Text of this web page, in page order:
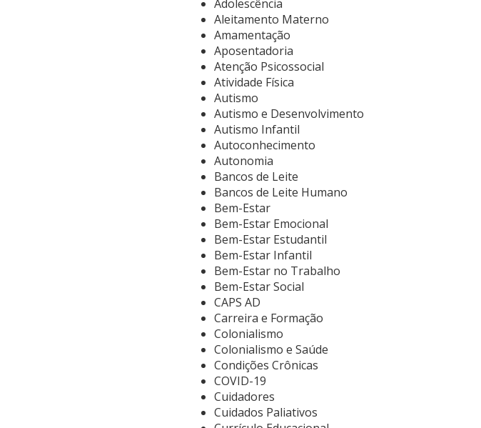
Adolescência
Aleitamento Materno
Amamentação
Aposentadoria
Atenção Psicossocial
Atividade Física
Autismo
Autismo e Desenvolvimento
Autismo Infantil
Autoconhecimento
Autonomia
Bancos de Leite
Bancos de Leite Humano
Bem-Estar
Bem-Estar Emocional
Bem-Estar Estudantil
Bem-Estar Infantil
Bem-Estar no Trabalho
Bem-Estar Social
CAPS AD
Carreira e Formação
Colonialismo
Colonialismo e Saúde
Condições Crônicas
COVID-19
Cuidadores
Cuidados Paliativos